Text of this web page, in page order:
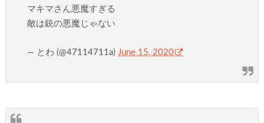
マキマさん悪魔すぎる
敵は銃の悪魔じゃない
— とわ (@47114711a) June 15, 2020